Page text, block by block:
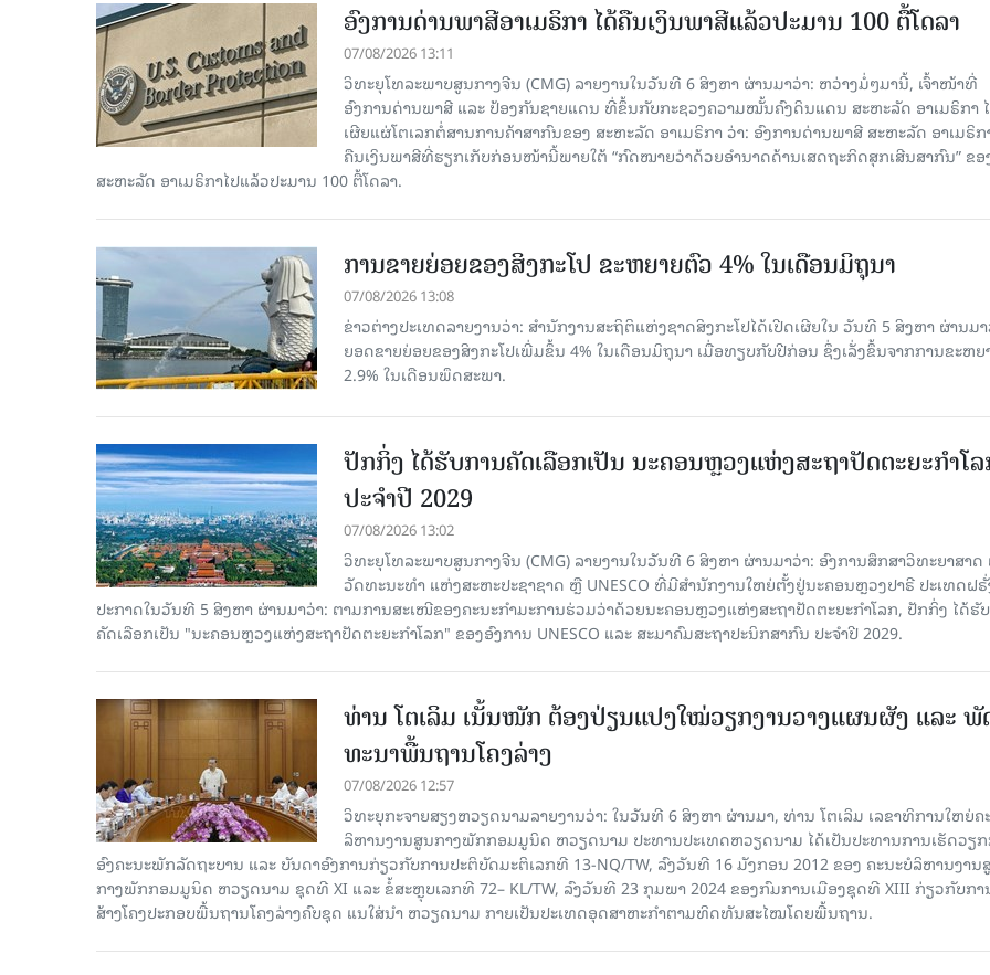
ອົງການດ່ານພາສີອາເມຣິກາ ໄດ້ຄືນເງິນພາສີແລ້ວປະມານ 100 ຕື້ໂດລາ
07/08/2026 13:11
ວິທະຍຸໂທລະພາບສູນກາງຈີນ (CMG) ລາຍງານໃນວັນທີ 6 ສິງຫາ ຜ່ານມາວ່າ: ຫວ່າງມໍ່ໆມານີ້, ເຈົ້າໜ້າທີ່
ອົງການດ່ານພາສີ ແລະ ປ້ອງກັນຊາຍແດນ ທີ່ຂຶ້ນກັບກະຊວງຄວາມໝັ້ນຄົງດິນແດນ ສະຫະລັດ ອາເມຣິກາ
ເຜີຍແຜ່ໂຕເລກຕໍ່ສານການຄ້າສາກົນຂອງ ສະຫະລັດ ອາເມຣິກາ ວ່າ: ອົງການດ່ານພາສີ ສະຫະລັດ ອາເມຣິກ
ຄືນເງິນພາສີທີ່ຮຽກເກັບກ່ອນໜ້ານີ້ພາຍໃຕ້ “ກົດໝາຍວ່າດ້ວຍອຳນາດດ້ານເສດຖະກິດສຸກເສີນສາກົນ” ຂອ
ສະຫະລັດ ອາເມຣິກາໄປແລ້ວປະມານ 100 ຕື້ໂດລາ.
ການຂາຍຍ່ອຍຂອງສິງກະໂປ ຂະຫຍາຍຕົວ 4% ໃນເດືອນມິຖຸນາ
07/08/2026 13:08
ຂ່າວຕ່າງປະເທດລາຍງານວ່າ: ສຳນັກງານສະຖິຕິແຫ່ງຊາດສິງກະໂປໄດ້ເປີດເຜີຍໃນ ວັນທີ 5 ສິງຫາ ຜ່ານມາ
ຍອດຂາຍຍ່ອຍຂອງສິງກະໂປເພີ່ມຂຶ້ນ 4% ໃນເດືອນມິຖຸນາ ເມື່ອທຽບກັບປີກ່ອນ ຊຶ່ງເລັ່ງຂຶ້ນຈາກການຂະຫຍ
2.9% ໃນເດືອນພຶດສະພາ.
ປັກກິ່ງ ໄດ້ຮັບການຄັດເລືອກເປັນ ນະຄອນຫຼວງແຫ່ງສະຖາປັດຕະຍະກຳໂ
ປະຈຳປີ 2029
07/08/2026 13:02
ວິທະຍຸໂທລະພາບສູນກາງຈີນ (CMG) ລາຍງານໃນວັນທີ 6 ສິງຫາ ຜ່ານມາວ່າ: ອົງການສຶກສາວິທະຍາສາດ
ວັດທະນະທຳ ແຫ່ງສະຫະປະຊາຊາດ ຫຼື UNESCO ທີ່ມີສຳນັກງານໃຫຍ່ຕັ້ງຢູ່ນະຄອນ​ຫຼວງປາຣີ ປະເທດຝຣັ່
ປະກາດໃນວັນທີ 5 ສິງຫາ ຜ່ານມາວ່າ: ຕາມການສະເໜີຂອງຄະນະກຳມະການຮ່ວມວ່າດ້ວຍນະຄອນຫຼວງແຫ່ງສະຖາປັດຕະຍະກຳໂລກ, ປັກກິ່ງ ໄດ້ຮັ
ຄັດ​ເລືອກເປັນ "ນະຄອນຫຼວງແຫ່ງສະຖາປັດຕະຍະກຳໂລກ" ຂອງອົງການ UNESCO ແລະ ສະມາ​ຄົມສະຖາປະນິກສາກົນ ປະຈຳປີ 2029.
ທ່ານ ໂຕ​ເລິມ ເນັ້ນໜັກ ຕ້ອງ​ປ່ຽນ​ແປງ​ໃໝ່​ວຽກ​ງານ​ວາງ​ແຜນ​ຜັງ ແລະ ​ພັ
ທະ​ນາ​ພື້ນ​ຖານ​ໂຄງ​ລ່າງ
07/08/2026 12:57
ວິທະຍຸກະຈາຍສຽງຫວຽດນາມລາຍງານວ່າ: ໃນ​ວັນ​ທີ 6 ສິງ​ຫາ ຜ່ານມາ, ທ່ານ ໂຕ​ເລິມ ເລ​ຂາ​ທິ​ການ​ໃຫຍ່​ຄ
ລິ​ຫານ​ງານ​ສູນ​ກາງ​ພັກ​ກອມ​ມູ​ນິດ ຫວຽດ​ນາມ ປະ​ທານ​ປະ​ເທດຫວຽດ​ນາມ ໄດ້​ເປັນ​ປະ​ທານ​ການ​ເຮັດ​ວຽ
ອົງ​ຄະ​ນະ​ພັກ​ລັດ​ຖະ​ບານ ແລະ ບັນ​ດາ​ອົງ​ການ​ກ່ຽວ​ກັບ​ການ​ປະ​ຕິ​ບັດ​ມະ​ຕິ​ເລກ​ທີ 13-NQ/TW, ລົງວັນ​ທີ 16 ມັງ​ກອນ 2012 ຂອງ ຄະ​ນະ​ບໍ​ລິ​ຫານ​ງານ​
ກາງ​ພັກ​ກອມ​ມູ​ນິດ ຫວຽດ​ນາມ ຊຸດ​ທີ XI ແລະ ຂໍ້​ສະ​ຫຼຸບ​ເລກ​ທີ 72– KL/TW, ​ລົງວັນ​ທີ 23 ກຸມ​ພາ 2024 ຂອງ​ກົມ​ການ​ເມື​ອງ​ຊຸດ​ທີ XIII ກ່ຽວ​ກັບ​ກ
ສ້າງ​ໂຄງ​ປະ​ກອບ​ພື້ນ​ຖານ​ໂຄງ​ລ່າງຄົບ​ຊຸດ ແນ​ໃສ່​ນຳ ຫວຽດ​ນາມ ກາຍ​ເປັນ​ປະ​ເທດ​ອຸດ​ສາ​ຫະ​ກຳ​ຕາມ​ທິດ​ທັນ​ສະ​ໄໝ​ໂດຍ​ພື້ນ​ຖານ.